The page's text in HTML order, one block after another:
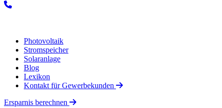
Photovoltaik
Stromspeicher
Solaranlage
Blog
Lexikon
Kontakt für Gewerbekunden
Ersparnis berechnen